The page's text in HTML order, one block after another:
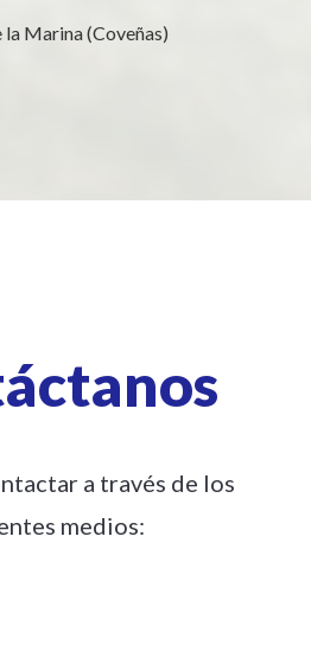
la Marina (Coveñas)
a través de los
medios: